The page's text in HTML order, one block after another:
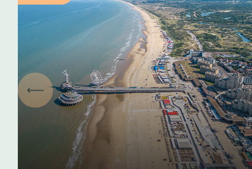
Podcast Spreek de Streek:
Kustdialecten (aflevering
Vorige